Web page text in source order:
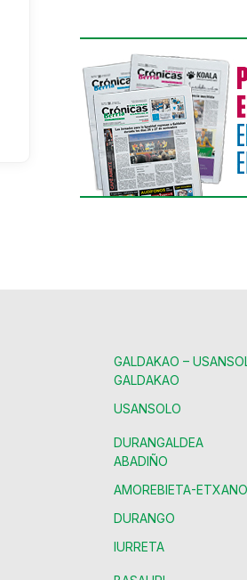
GALDAKAO –
GALDAKAO
USANSOLO
DURANGALDEA
ABADIÑO
AMOREBIETA-ETXANO
DURANGO
IURRETA